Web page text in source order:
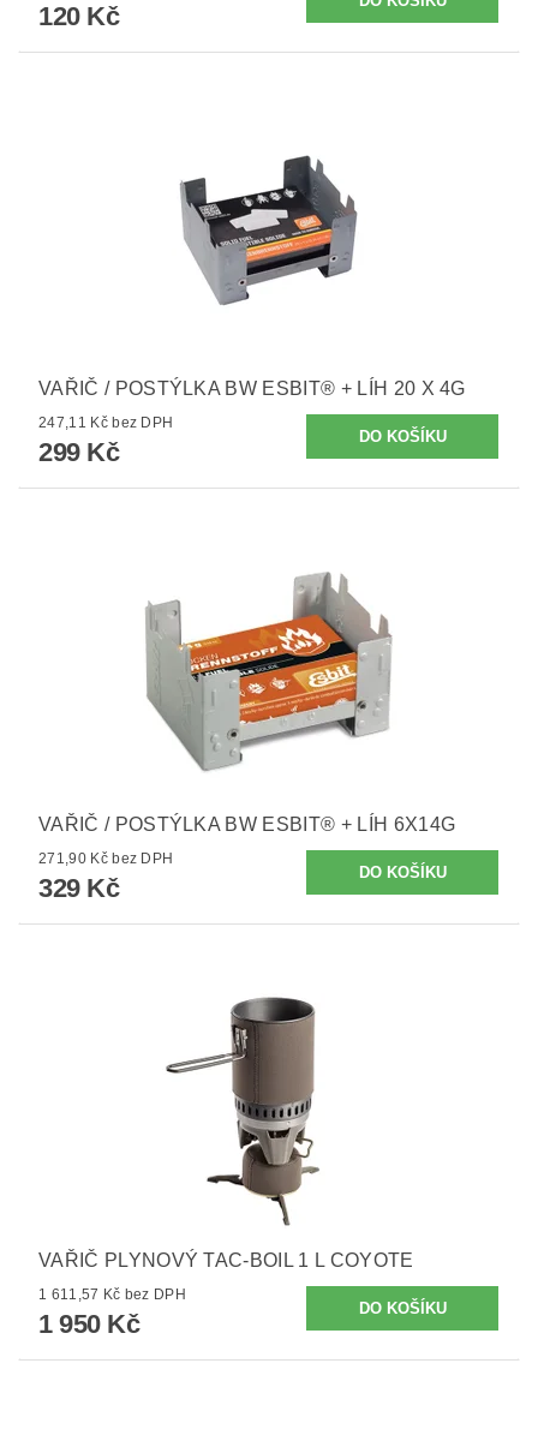
120 Kč
VAŘIČ / POSTÝLKA BW ESBIT® + LÍH 20 X 4G
247,11 Kč bez DPH
299 Kč
VAŘIČ / POSTÝLKA BW ESBIT® + LÍH 6X14G
271,90 Kč bez DPH
329 Kč
VAŘIČ PLYNOVÝ TAC-BOIL 1 L COYOTE
1 611,57 Kč bez DPH
1 950 Kč